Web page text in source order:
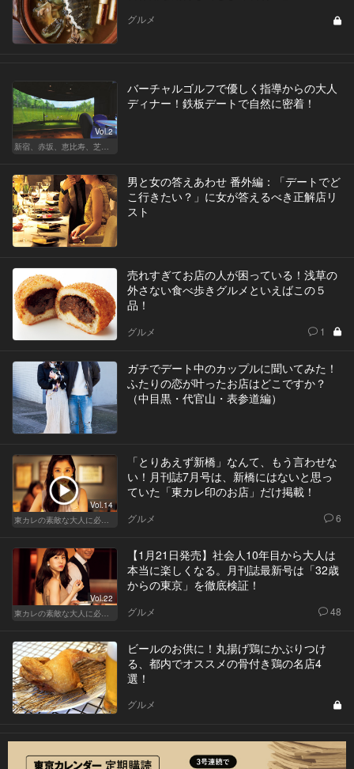
グルメ
Vol.2
新宿、赤坂、恵比寿、芝公園、中目黒！都内最強のデートスポット5選
バーチャルゴルフで優しく指導からの大人
ディナー！鉄板デートで自然に密着！
男と女の答えあわせ 番外編：「デートでど
こ行きたい？」に女が答えるべき正解店リ
スト
売れすぎてお店の人が困っている！浅草の
外さない食べ歩きグルメといえばこの５
品！
グルメ 1
ガチでデート中のカップルに聞いてみた！
ふたりの恋が叶ったお店はどこですか？
（中目黒・代官山・表参道編）
Vol.14
東カレの素敵な大人に必要なこと
「とりあえず新橋」なんて、もう言わせな
い！月刊誌7月号は、新橋にはないと思っ
ていた「東カレ印のお店」だけ掲載！
グルメ 6
Vol.22
東カレの素敵な大人に必要なこと
【1月21日発売】社会人10年目から大人は
本当に楽しくなる。月刊誌最新号は「32歳
からの東京」を徹底検証！
グルメ 48
ビールのお供に！丸揚げ鶏にかぶりつけ
る、都内でオススメの骨付き鶏の名店4
選！
グルメ